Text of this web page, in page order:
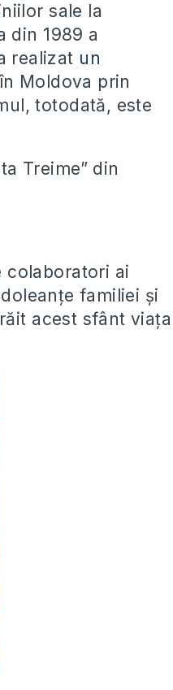
sale la
din 1989 a
realizat un
Moldova prin
totodată, este
Treime” din
colaboratori ai
familiei și
acest sfânt viața